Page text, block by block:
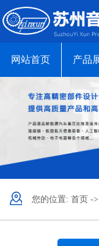
网站首页 产品
您的位置: 首页 ->